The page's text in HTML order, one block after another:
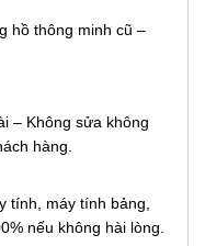
hồ thông minh cũ –
– Không sửa không
hàng.
tính, máy tính bảng,
nếu không hài lòng.